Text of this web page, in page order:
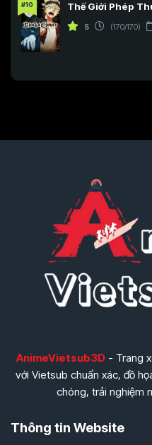
#10 Thế Giới Phép
5 (170/170)
AnimeVietsub3D- Trang
với Vietsub chuẩn xác, đồ
chóng, trải nghiệm
Thông tin Website